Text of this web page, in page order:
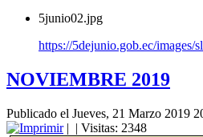
5junio02.jpg
https://5dejunio.gob.ec/images/
NOVIEMBRE 2019
Publicado el Jueves, 21 Marzo 2019
| | Visitas: 2348